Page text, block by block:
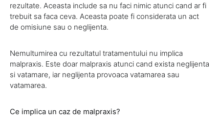
rezultate. Aceasta include sa nu faci nimic atunci cand ar fi
trebuit sa faca ceva. Aceasta poate fi considerata un act
de omisiune sau o neglijenta.
Nemultumirea cu rezultatul tratamentului nu implica
malpraxis. Este doar malpraxis atunci cand exista neglijenta
si vatamare, iar neglijenta provoaca vatamarea sau
vatamarea.
Ce implica un caz de malpraxis?